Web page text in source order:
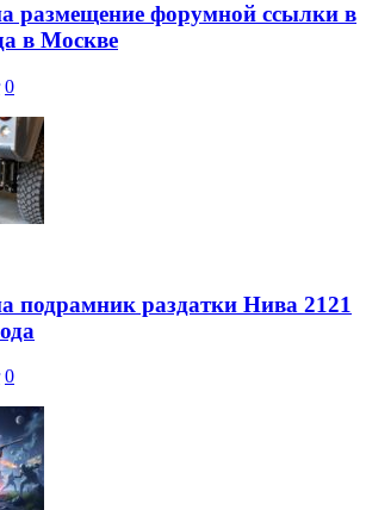
размещение форумной ссылки в
в Москве
0
подрамник раздатки Нива 2121
0